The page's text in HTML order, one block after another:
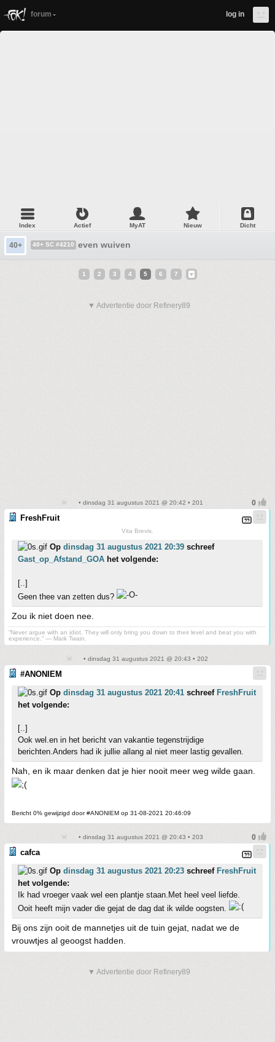
forum log in
Index Actief MyAT Nieuw Dicht
40+ 40+ SC #4210 even wuiven
1 2 3 4 5 6 7
▼ Advertentie door Refinery89
• dinsdag 31 augustus 2021 @ 20:42 • 201
FreshFruit
Vita Brevis.
Op dinsdag 31 augustus 2021 20:39 schreef
Gast_op_Afstand_GOA het volgende:
[..]
Geen thee van zetten dus?
Zou ik niet doen nee.
“Never argue with an idiot. They will only bring you down to their level and beat you with
experience.” ― Mark Twain.
• dinsdag 31 augustus 2021 @ 20:43 • 202
#ANONIEM
Op dinsdag 31 augustus 2021 20:41 schreef FreshFruit
het volgende:
[..]
Ook wel.en in het bericht van vakantie tegenstrijdige
berichten.Anders had ik jullie allang al niet meer lastig gevallen.
Nah, en ik maar denken dat je hier nooit meer weg wilde gaan.
Bericht 0% gewijzigd door #ANONIEM op 31-08-2021 20:46:09
• dinsdag 31 augustus 2021 @ 20:43 • 203
cafca
Op dinsdag 31 augustus 2021 20:23 schreef FreshFruit
het volgende:
Ik had vroeger vaak wel een plantje staan.Met heel veel liefde.
Ooit heeft mijn vader die gejat de dag dat ik wilde oogsten.
Bij ons zijn ooit de mannetjes uit de tuin gejat, nadat we de
vrouwtjes al geoogst hadden.
▼ Advertentie door Refinery89